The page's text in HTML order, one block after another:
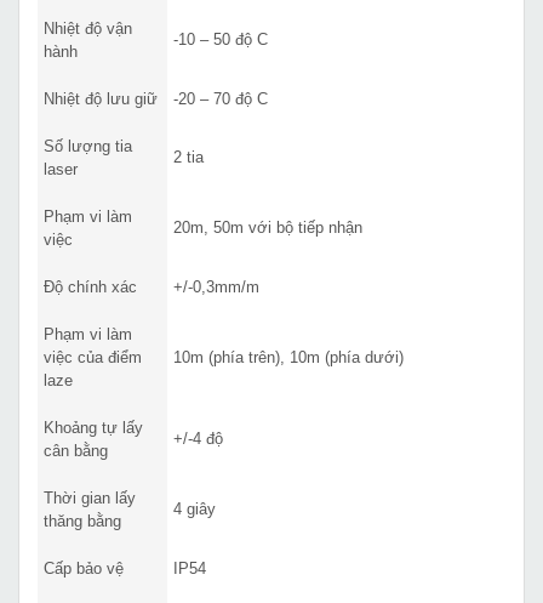
Nhiệt độ vận
hành
-10 – 50 độ C
Nhiệt độ lưu giữ -20 – 70 độ C
Số lượng tia
laser
2 tia
Phạm vi làm
việc
20m, 50m với bộ tiếp nhận
Độ chính xác +/-0,3mm/m
Phạm vi làm
việc của điểm
laze
10m (phía trên), 10m (phía dưới)
Khoảng tự lấy
cân bằng
+/-4 độ
Thời gian lấy
thăng bằng
4 giây
Cấp bảo vệ IP54